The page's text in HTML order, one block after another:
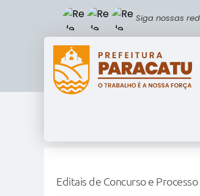
Siga nossas
Editais de Concurso e